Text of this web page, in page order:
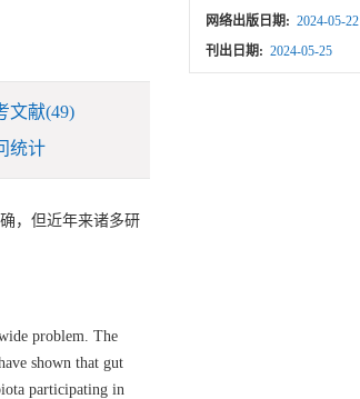
文献(49)
统计
，但近年来诸多研
problem. The
shown that gut
participating in
网络出版日期: 2024-05-22
刊出日期: 2024-05-25